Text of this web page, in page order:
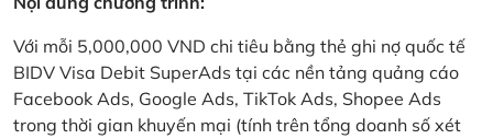
Với mỗi 5,000,000 VND chi tiêu bằng thẻ ghi nợ quốc tế
BIDV Visa Debit SuperAds tại các nền tảng quảng cáo
Facebook Ads, Google Ads, TikTok Ads, Shopee Ads
trong thời gian khuyến mại (tính trên tổng doanh số xét